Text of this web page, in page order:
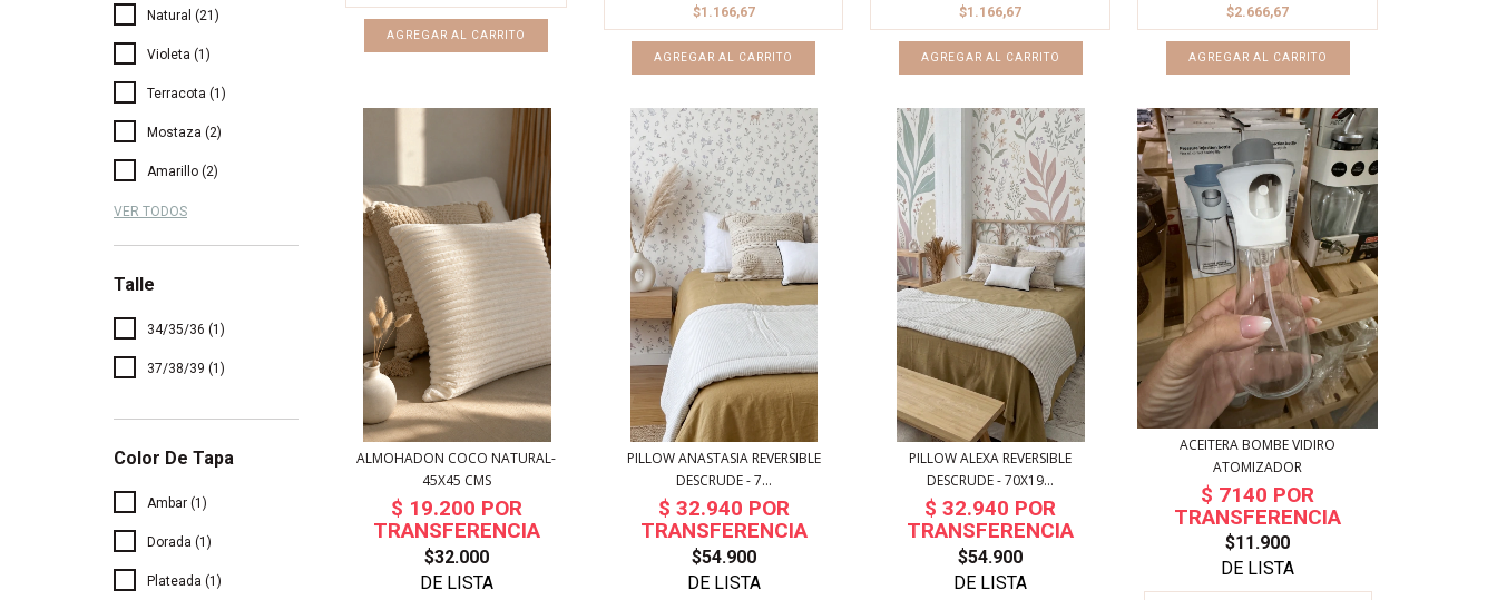
Natural (21)
Violeta (1)
Terracota (1)
Mostaza (2)
Amarillo (2)
VER TODOS
Talle
34/35/36 (1)
37/38/39 (1)
Color De Tapa
Ambar (1)
Dorada (1)
Plateada (1)
$1.166,67
$1.166,67
$2.666,67
ALMOHADON COCO NATURAL-
45X45 CMS
$32.000
PILLOW ANASTASIA REVERSIBLE
DESCRUDE - 7...
$54.900
PILLOW ALEXA REVERSIBLE
DESCRUDE - 70X19...
$54.900
ACEITERA BOMBE VIDIRO
ATOMIZADOR
$11.900